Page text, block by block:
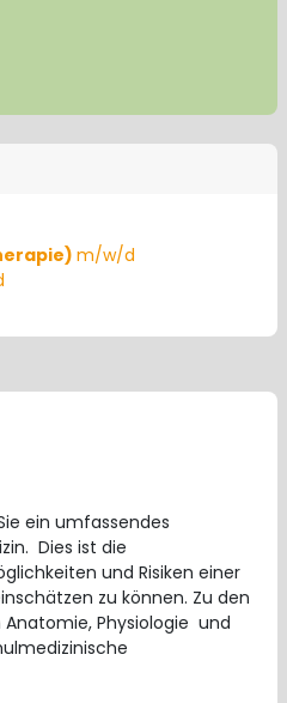
m/w/d
ein umfassendes
Dies ist die
und Risiken einer
zu können. Zu den
Physiologie und